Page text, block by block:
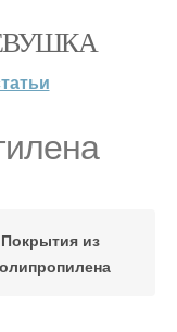
Покрытия из